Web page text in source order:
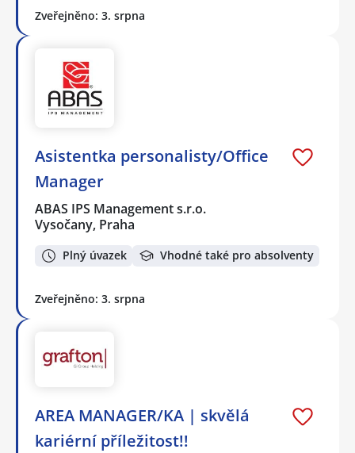
Zveřejněno: 3. srpna
Asistentka personalisty/Office
Manager
ABAS IPS Management s.r.o.
Vysočany, Praha
Plný úvazek Vhodné také pro absolventy
Zveřejněno: 3. srpna
AREA MANAGER/KA | skvělá
kariérní příležitost!!